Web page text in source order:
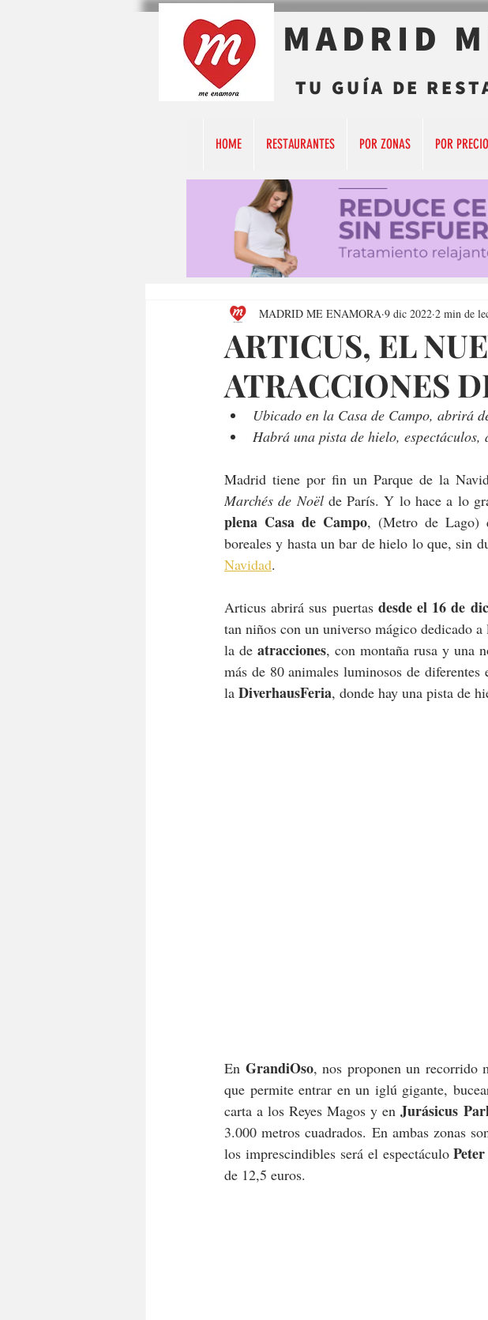
MADRID
TU GUÍA DE
HOME RESTAURANTES POR ZONAS POR PRECIO
ARTICUS, EL
ATRACCIONES
MADRID ME ENAMORA 9 dic 2022 2 min de
Ubicado en la Casa de Campo, abrirá
Habrá una pista de hielo,
Madrid tiene por fin un Parque de la
Marchés de Noël de París. Y lo hace a lo
plena Casa de Campo, (Metro de Lago)
boreales y hasta un bar de hielo lo que, sin
Navidad.
Articus abrirá sus puertas desde el 16 de
tan niños con un universo mágico dedicado
la de atracciones, con montaña rusa y una
más de 80 animales luminosos de
la DiverhausFeria, donde hay una pista de
En GrandiOso, nos proponen un recorrido
que permite entrar en un iglú gigante,
carta a los Reyes Magos y en Jurásicus
3.000 metros cuadrados. En ambas zonas
los imprescindibles será el espectáculo
de 12,5 euros.